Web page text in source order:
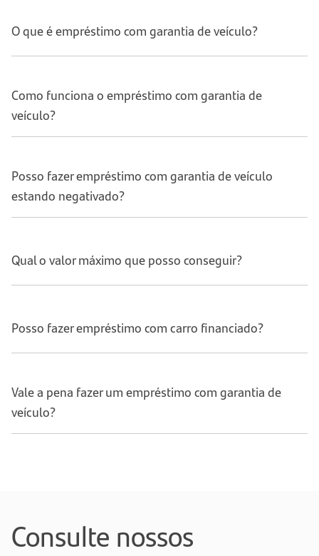
O que é empréstimo com garantia de veículo?
Como funciona o empréstimo com garantia de
veículo?
Posso fazer empréstimo com garantia de veículo
estando negativado?
Qual o valor máximo que posso conseguir?
Posso fazer empréstimo com carro financiado?
Vale a pena fazer um empréstimo com garantia de
veículo?
Consulte nossos